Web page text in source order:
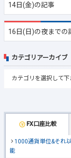
14日(金)の記事
16日(日)の夜までの
FX口座比較
1000通貨単位&それ
能
カテゴリアーカイブ